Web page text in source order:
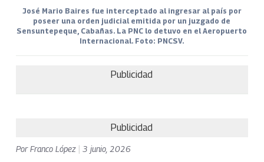
José Mario Baires fue interceptado al ingresar al país por
poseer una orden judicial emitida por un juzgado de
Sensuntepeque, Cabañas. La PNC lo detuvo en el Aeropuerto
Internacional. Foto: PNCSV.
Publicidad
Publicidad
PorFranco López 3 junio, 2026